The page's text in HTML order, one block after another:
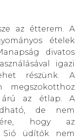
az étterem. A
ételek
divatos
igazi
részünk. A
megszokotthoz
árú az étlap. A
de nem
hogy az
Sió üdítők nem